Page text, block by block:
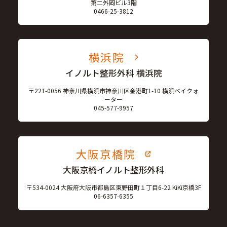
第二外岡ビル3階
0466-25-3812
横浜院
イノルト整形外科 横浜院
〒221-0056 神奈川県横浜市神奈川区金港町1-10 横浜ベイクォ
ーター
045-577-9957
大阪京橋院
大阪京橋イノルト整形外科
〒534-0024 大阪府大阪市都島区東野田町１丁目6-22 KiKi京橋3F
06-6357-6355